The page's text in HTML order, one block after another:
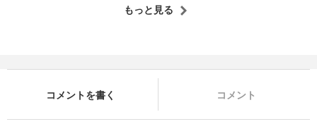
もっと見る
コメントを書く コメント